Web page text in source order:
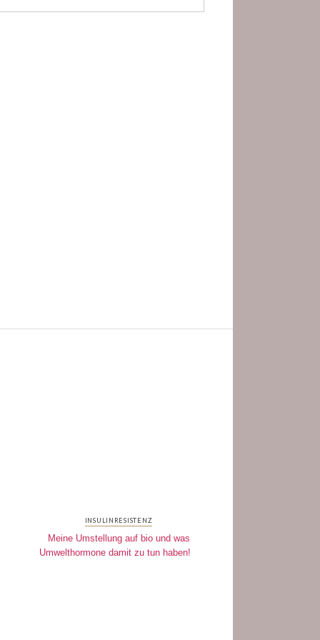
INSULINRESISTENZ
Meine Umstellung auf bio und was
Umwelthormone damit zu tun haben!